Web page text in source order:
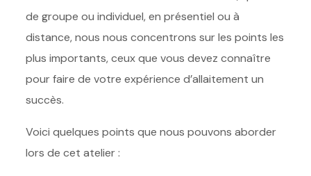
de groupe ou individuel, en présentiel ou à
distance, nous nous concentrons sur les points les
plus importants, ceux que vous devez connaître
pour faire de votre expérience d’allaitement un
succès.
Voici quelques points que nous pouvons aborder
lors de cet atelier :